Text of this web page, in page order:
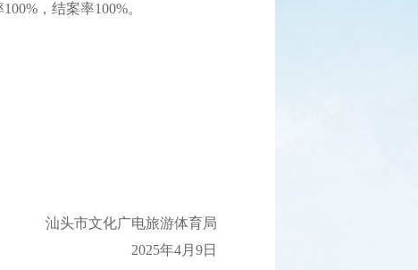
，结案率100%。
汕头市文化广电旅游体育局
2025年4月9日